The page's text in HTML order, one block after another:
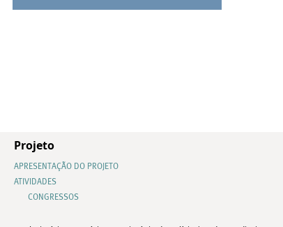
Projeto
APRESENTAÇÃO DO PROJETO
ATIVIDADES
CONGRESSOS